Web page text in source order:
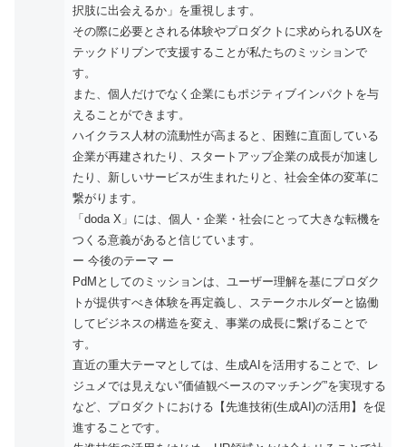
択肢に出会えるか」を重視します。
その際に必要とされる体験やプロダクトに求められるUXを
テックドリブンで支援することが私たちのミッションで
す。
また、個人だけでなく企業にもポジティブインパクトを与
えることができます。
ハイクラス人材の流動性が高まると、困難に直面している
企業が再建されたり、スタートアップ企業の成長が加速し
たり、新しいサービスが生まれたりと、社会全体の変革に
繋がります。
「doda X」には、個人・企業・社会にとって大きな転機を
つくる意義があると信じています。
ー 今後のテーマ ー
PdMとしてのミッションは、ユーザー理解を基にプロダク
トが提供すべき体験を再定義し、ステークホルダーと協働
してビジネスの構造を変え、事業の成長に繋げることで
す。
直近の重大テーマとしては、生成AIを活用することで、レ
ジュメでは見えない“価値観ベースのマッチング”を実現する
など、プロダクトにおける【先進技術(生成AI)の活用】を促
進することです。